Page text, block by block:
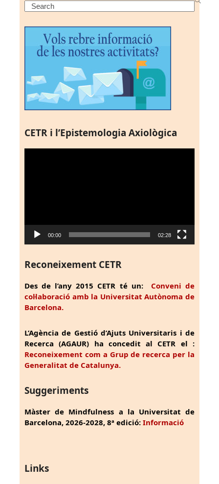
Search
CETR i l’Epistemologia Axiològica
00:00 02:28
Reconeixement CETR
Des de l’any 2015 CETR té un: Conveni de
col·laboració amb la Universitat Autònoma de
Barcelona.
L’Agència de Gestió d’Ajuts Universitaris i de
Recerca (AGAUR) ha concedit al CETR el :
Reconeixement com a Grup de recerca per la
Generalitat de Catalunya.
Suggeriments
Màster de Mindfulness a la Universitat de
Barcelona, 2026-2028, 8ª edició: Informació
Links